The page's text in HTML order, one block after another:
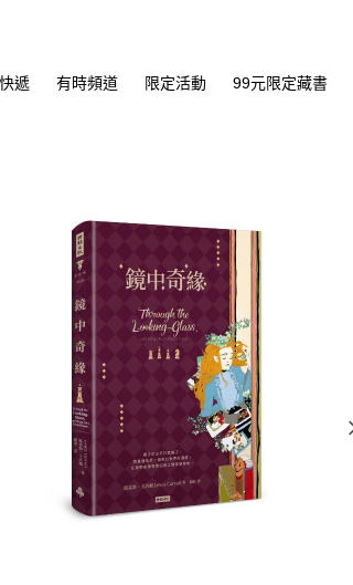
遞 有時頻道 限定活動 99元限定藏書